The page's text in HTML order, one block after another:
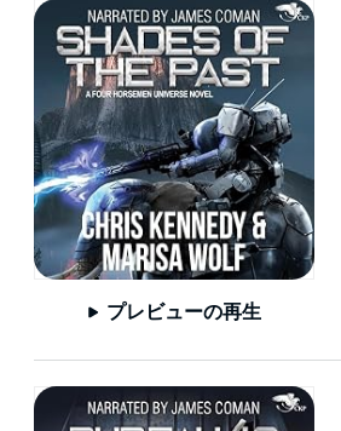
プレビューの再生